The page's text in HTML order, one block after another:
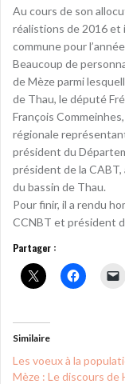
Au cours de son
réalistions de 2016 et
commune pour
Beaucoup de
de Mèze parmi
de Thau, le député
François
régionale
président du
président de la
du bassin de Thau.
Pour finir, il a rendu
CCNBT et président
Partager :
Similaire
Les voeux à la
Mèze : Le discours de